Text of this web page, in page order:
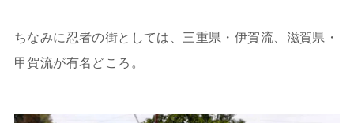
ちなみに忍者の街としては、三重県・伊賀流、滋賀県・
甲賀流が有名どころ。